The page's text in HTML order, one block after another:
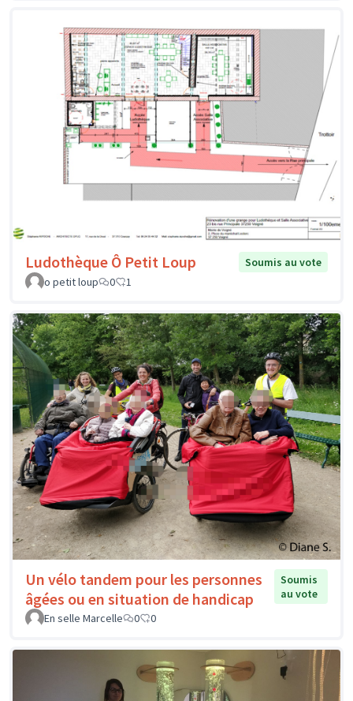
Ludothèque Ô Petit Loup
Soumis au vote
o petit loup
0 1
Un vélo tandem pour les personnes
âgées ou en situation de handicap
Soumis
au vote
En selle Marcelle
0 0